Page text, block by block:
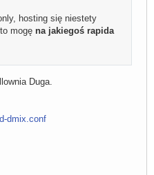
hosting się niestety
mogę na jakiegoś rapida
Duga.
dmix.conf